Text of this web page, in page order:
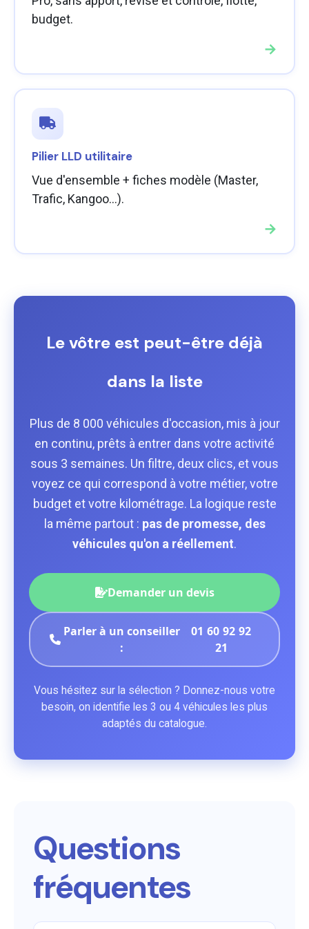
budget.
→
Pilier LLD utilitaire
Vue d'ensemble + fiches modèle (Master,
Trafic, Kangoo…).
→
Le vôtre est peut-être déjà
dans la liste
Plus de 8 000 véhicules d'occasion, mis à jour
en continu, prêts à entrer dans votre activité
sous 3 semaines. Un filtre, deux clics, et vous
voyez ce qui correspond à votre métier, votre
budget et votre kilométrage. La logique reste
la même partout : pas de promesse, des
véhicules qu'on a réellement.
Demander un devis
Parler à un conseiller
:
01 60 92 92
21
Vous hésitez sur la sélection ? Donnez-nous votre
besoin, on identifie les 3 ou 4 véhicules les plus
adaptés du catalogue.
Questions
fréquentes